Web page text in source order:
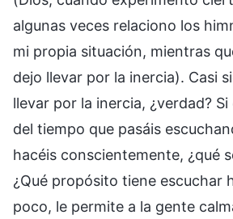
algunas veces relaciono los
mi propia situación, mientras
dejo llevar por la inercia). Casi
llevar por la inercia, ¿verdad?
del tiempo que pasáis
hacéis conscientemente, ¿qué
¿Qué propósito tiene escuchar
poco, le permite a la gente